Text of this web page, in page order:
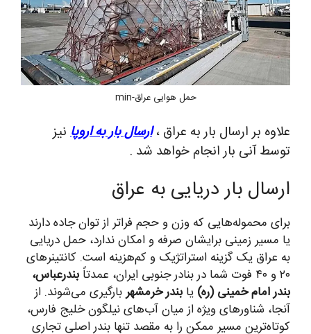
حمل هوایی عراق-min
علاوه بر ارسال بار به عراق ،ارسال بار به اروپا نیز
توسط آنی بار انجام خواهد شد .
ارسال بار دریایی به عراق
برای محموله‌هایی که وزن و حجم فراتر از توان جاده دارند
یا مسیر زمینی برایشان صرفه و امکان ندارد، حمل دریایی
به عراق یک گزینه استراتژیک و کم‌هزینه است. کانتینرهای
۲۰ و ۴۰ فوت شما در بنادر جنوبی ایران، عمدتاً
بندرعباس،
بندر امام خمینی (ره) یا بندر خرمشهربارگیری می‌شوند. از
آنجا، شناورهای ویژه از میان آب‌های نیلگون خلیج فارس،
کوتاه‌ترین مسیر ممکن را به مقصد تنها بندر اصلی تجاری